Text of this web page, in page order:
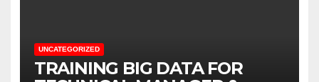
UNCATEGORIZED
TRAINING BIG DATA FOR